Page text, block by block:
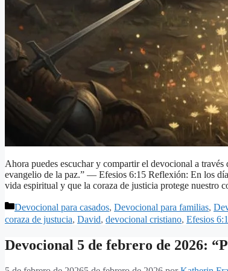
Ahora puedes escuchar y compartir el devocional a
evangelio de la paz.” — Efesios 6:15 Reflexión: En los
vida espiritual y que la coraza de justicia protege nuestro
Categorías
Devocional para casados, Devocional para familias,
coraza de justucia, David, devocional cristiano, Efesios
Devocional 5 de febrero de 2026: